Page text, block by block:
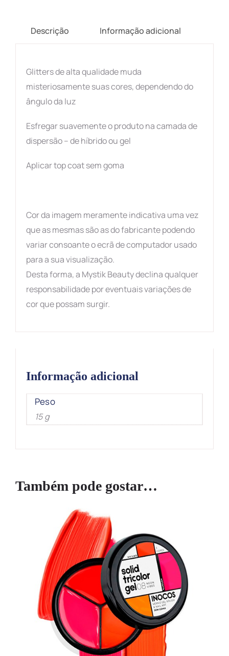
Descrição Informação adicional
Glitters de alta qualidade muda
misteriosamente suas cores, dependendo do
ângulo da luz
Esfregar suavemente o produto na camada de
dispersão – de híbrido ou gel
Aplicar top coat sem goma
Cor da imagem meramente indicativa uma vez
que as mesmas são as do fabricante podendo
variar consoante o ecrã de computador usado
para a sua visualização.
Desta forma, a Mystik Beauty declina qualquer
responsabilidade por eventuais variações de
cor que possam surgir.
Informação adicional
Peso
15 g
Também pode gostar…